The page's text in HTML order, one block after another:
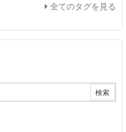
全てのタグを見る